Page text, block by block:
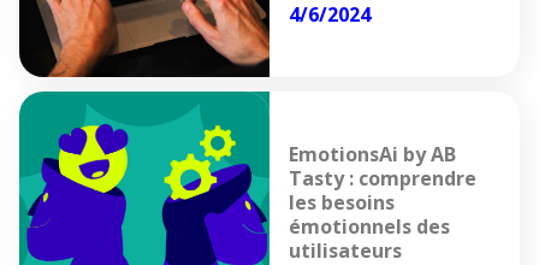
4/6/2024
EmotionsAi by AB
Tasty : comprendre
les besoins
émotionnels des
utilisateurs